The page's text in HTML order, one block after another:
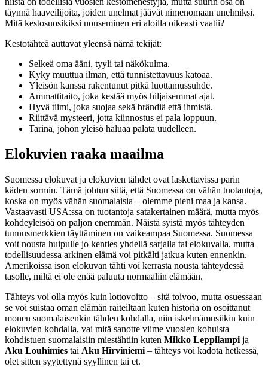
täynnä haaveilijoita, joiden unelmat jäävät nimenomaan unelmiksi.
Mitä kestosuosikiksi nouseminen eri aloilla oikeasti vaatii?
Kestotähteä auttavat yleensä nämä tekijät:
Selkeä oma ääni, tyyli tai näkökulma.
Kyky muuttua ilman, että tunnistettavuus katoaa.
Yleisön kanssa rakentunut pitkä luottamussuhde.
Ammattitaito, joka kestää myös hiljaisemmat ajat.
Hyvä tiimi, joka suojaa sekä brändiä että ihmistä.
Riittävä mysteeri, jotta kiinnostus ei pala loppuun.
Tarina, johon yleisö haluaa palata uudelleen.
Elokuvien raaka maailma
Suomessa elokuvat ja elokuvien tähdet ovat laskettavissa parin
käden sormin. Tämä johtuu siitä, että Suomessa on vähän tuotantoja,
koska on myös vähän suomalaisia – olemme pieni maa ja kansa.
Vastaavasti USA:ssa on tuotantoja satakertainen määrä, mutta myös
kohdeyleisöä on paljon enemmän. Näistä syistä myös tähteyden
tunnusmerkkien täyttäminen on vaikeampaa Suomessa. Suomessa
voit nousta huipulle jo kenties yhdellä sarjalla tai elokuvalla, mutta
todellisuudessa arkinen elämä voi pitkälti jatkua kuten ennenkin.
Amerikoissa ison elokuvan tähti voi kerrasta nousta tähteydessä
tasolle, miltä ei ole enää paluuta normaaliin elämään.
Tähteys voi olla myös kuin lottovoitto – sitä toivoo, mutta osuessaan
se voi suistaa oman elämän raiteiltaan kuten historia on osoittanut
monen suomalaisenkin tähden kohdalla, niin iskelmämusiikin kuin
elokuvien kohdalla, vai mitä sanotte viime vuosien kohuista
kohdistuen suomalaisiin miestähtiin kuten Mikko Leppilampi ja
Aku Louhimies tai Aku Hirviniemi – tähteys voi kadota hetkessä,
olet sitten syytettynä syyllinen tai et.